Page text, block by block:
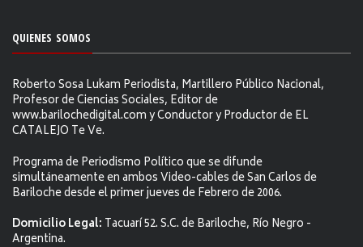
QUIENES SOMOS
Roberto Sosa Lukam Periodista, Martillero Público Nacional,
Profesor de Ciencias Sociales, Editor de
www.barilochedigital.com y Conductor y Productor de EL
CATALEJO Te Ve.
Programa de Periodismo Político que se difunde
simultáneamente en ambos Video-cables de San Carlos de
Bariloche desde el primer jueves de Febrero de 2006.
Domicilio Legal: Tacuarí 52. S.C. de Bariloche, Río Negro -
Argentina.